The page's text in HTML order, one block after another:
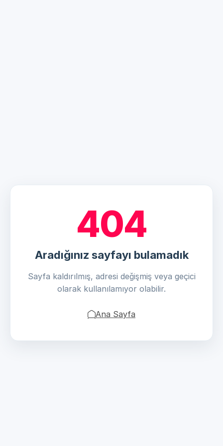
404
Aradığınız sayfayı bulamadık
Sayfa kaldırılmış, adresi değişmiş veya geçici
olarak kullanılamıyor olabilir.
Ana Sayfa